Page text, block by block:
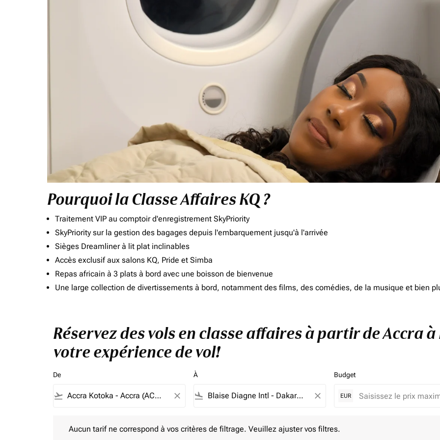
Pourquoi la Classe Affaires KQ ?
Traitement VIP au comptoir d'enregistrement SkyPriority
SkyPriority sur la gestion des bagages depuis l'embarquement jusqu'à l'arrivée
Sièges Dreamliner à lit plat inclinables
Accès exclusif aux salons KQ, Pride et Simba
Repas africain à 3 plats à bord avec une boisson de bienvenue
Une large collection de divertissements à bord, notamment des films, des comédies, de la musique et bien
Réservez des vols en classe affaires à partir de Accra
votre expérience de vol!
De
flight_takeoff close
À
flight_land close
Budget
EUR
Aucun tarif ne correspond à vos critères de filtrage. Veuillez ajuster vos filtres.